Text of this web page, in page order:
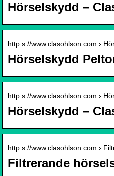
Hörselskydd –
http s://www.clasohlson.com ›
Hörselskydd
http s://www.clasohlson.com ›
Hörselskydd –
http s://www.clasohlson.com ›
Filtrerande